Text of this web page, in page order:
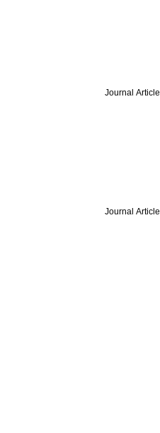
Journal Article
Journal Article